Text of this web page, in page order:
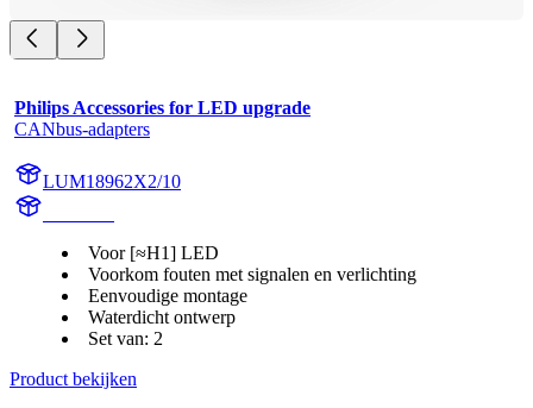
Philips Accessories for LED upgrade
CANbus-adapters
LUM18962X2/10
Voor [≈H1] LED
Voorkom fouten met signalen en verlichting
Eenvoudige montage
Waterdicht ontwerp
Set van: 2
Product bekijken